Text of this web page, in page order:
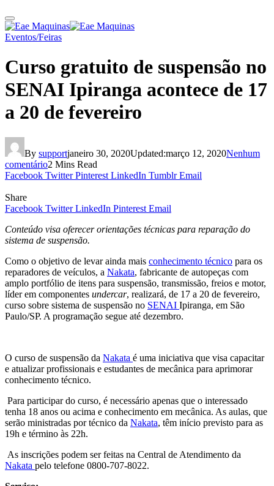
Eventos/Feiras
Curso gratuito de suspensão no
SENAI Ipiranga acontece de 17
a 20 de fevereiro
By supportjaneiro 30, 2020Updated:março 12, 2020Nenhum
comentário2 Mins Read
Facebook Twitter Pinterest LinkedIn Tumblr Email
Share
Facebook Twitter LinkedIn Pinterest Email
Conteúdo visa oferecer orientações técnicas para reparação do
sistema de suspensão.
Como o objetivo de levar ainda mais conhecimento técnico para os
reparadores de veículos, a Nakata, fabricante de autopeças com
amplo portfólio de itens para suspensão, transmissão, freios e motor,
líder em componentes undercar, realizará, de 17 a 20 de fevereiro,
curso sobre sistema de suspensão no SENAI Ipiranga, em São
Paulo/SP. A programação segue até dezembro.
O curso de suspensão da Nakata é uma iniciativa que visa capacitar
e atualizar profissionais e estudantes de mecânica para aprimorar
conhecimento técnico.
Para participar do curso, é necessário apenas que o interessado
tenha 18 anos ou acima e conhecimento em mecânica. As aulas, que
serão ministradas por técnico da Nakata, têm início previsto para as
19h e término às 22h.
As inscrições podem ser feitas na Central de Atendimento da
Nakata pelo telefone 0800-707-8022.